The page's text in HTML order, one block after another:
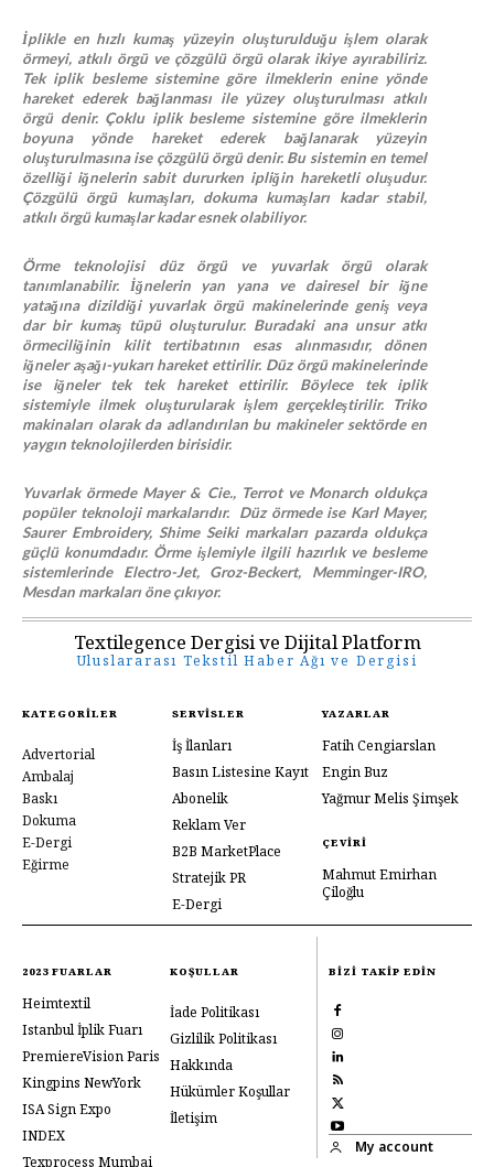
İplikle en hızlı kumaş yüzeyin oluşturulduğu işlem olarak
örmeyi, atkılı örgü ve çözgülü örgü olarak ikiye ayırabiliriz.
Tek iplik besleme sistemine göre ilmeklerin enine yönde
hareket ederek bağlanması ile yüzey oluşturulması atkılı
örgü denir. Çoklu iplik besleme sistemine göre ilmeklerin
boyuna yönde hareket ederek bağlanarak yüzeyin
oluşturulmasına ise çözgülü örgü denir. Bu sistemin en temel
özelliği iğnelerin sabit dururken ipliğin hareketli oluşudur.
Çözgülü örgü kumaşları, dokuma kumaşları kadar stabil,
atkılı örgü kumaşlar kadar esnek olabiliyor.
Örme teknolojisi düz örgü ve yuvarlak örgü olarak
tanımlanabilir. İğnelerin yan yana ve dairesel bir iğne
yatağına dizildiği yuvarlak örgü makinelerinde geniş veya
dar bir kumaş tüpü oluşturulur. Buradaki ana unsur atkı
örmeciliğinin kilit tertibatının esas alınmasıdır, dönen
iğneler aşağı-yukarı hareket ettirilir. Düz örgü makinelerinde
ise iğneler tek tek hareket ettirilir. Böylece tek iplik
sistemiyle ilmek oluşturularak işlem gerçekleştirilir. Triko
makinaları olarak da adlandırılan bu makineler sektörde en
yaygın teknolojilerden birisidir.
Yuvarlak örmede Mayer & Cie., Terrot ve Monarch oldukça
popüler teknoloji markalarıdır. Düz örmede ise Karl Mayer,
Saurer Embroidery, Shime Seiki markaları pazarda oldukça
güçlü konumdadır. Örme işlemiyle ilgili hazırlık ve besleme
sistemlerinde Electro-Jet, Groz-Beckert, Memminger-IRO,
Mesdan markaları öne çıkıyor.
Textilegence Dergisi ve Dijital Platform
Uluslararası Tekstil Haber Ağı ve Dergisi
KATEGORILER
Advertorial
Ambalaj
Baskı
Dokuma
E-Dergi
Eğirme
SERVISLER
İş İlanları
Basın Listesine Kayıt
Abonelik
Reklam Ver
B2B MarketPlace
Stratejik PR
E-Dergi
YAZARLAR
Fatih Cengiarslan
Engin Buz
Yağmur Melis Şimşek
ÇEVIRI
Mahmut Emirhan
Çiloğlu
2023 FUARLAR
Heimtextil
Istanbul İplik Fuarı
PremiereVision Paris
Kingpins NewYork
ISA Sign Expo
INDEX
Texprocess Mumbai
KOŞULLAR
İade Politikası
Gizlilik Politikası
Hakkında
Hükümler Koşullar
İletişim
BIZI TAKIP EDIN
My account